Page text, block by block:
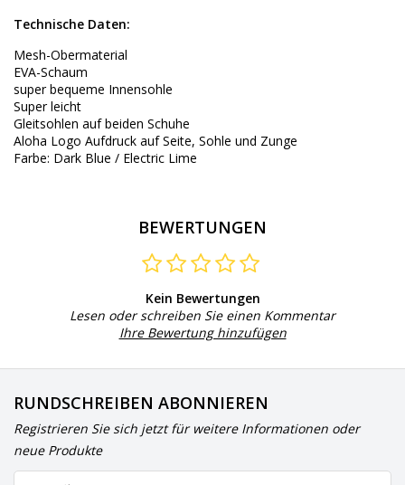
Technische Daten:
Mesh-Obermaterial
EVA-Schaum
super bequeme Innensohle
Super leicht
Gleitsohlen auf beiden Schuhe
Aloha Logo Aufdruck auf Seite, Sohle und Zunge
Farbe: Dark Blue / Electric Lime
BEWERTUNGEN
Kein Bewertungen
Lesen oder schreiben Sie einen Kommentar
Ihre Bewertung hinzufügen
RUNDSCHREIBEN ABONNIEREN
Registrieren Sie sich jetzt für weitere Informationen oder
neue Produkte